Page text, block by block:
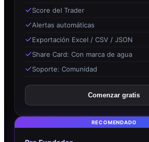
Score del Trader
Alertas automáticas
Exportación Excel / CSV / JSON
Share Card: Con marca de agua
Soporte: Comunidad
Comenzar gratis
RECOMENDADO